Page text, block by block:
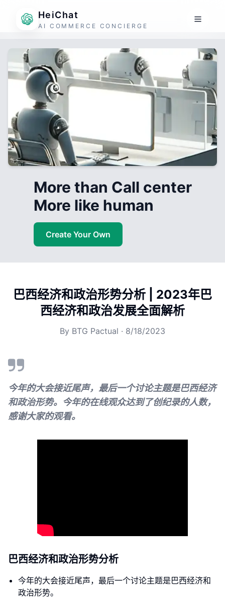
HeiChat
AI COMMERCE CONCIERGE
More than Call center
More like human
Create Your Own
巴西经济和政治形势分析 | 2023年巴
西经济和政治发展全面解析
By BTG Pactual · 8/18/2023
今年的大会接近尾声，最后一个讨论主题是巴西经济
和政治形势。今年的在线观众达到了创纪录的人数，
感谢大家的观看。
巴西经济和政治形势分析
今年的大会接近尾声，最后一个讨论主题是巴西经济和
政治形势。